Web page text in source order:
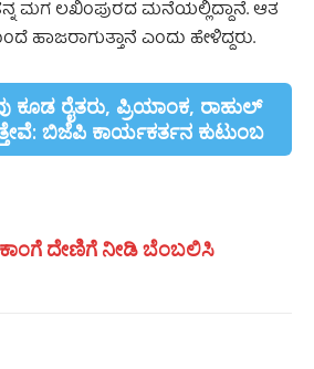
ಮಗ ಲಖಿಂಪುರದ ಮನೆಯಲ್ಲಿದ್ದಾನೆ. ಆತ
ಹಾಜರಾಗುತ್ತಾನೆ ಎಂದು ಹೇಳಿದ್ದರು.
ಕೂಡ ರೈತರು, ಪ್ರಿಯಾಂಕ, ರಾಹುಲ್
ಬಿಜೆಪಿ ಕಾರ್ಯಕರ್ತನ ಕುಟುಂಬ
ದೇಣಿಗೆ ನೀಡಿ ಬೆಂಬಲಿಸಿ